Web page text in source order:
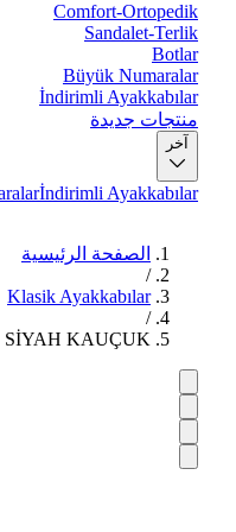
Comfort-Ortopedik
Sandalet-Terlik
Botlar
Büyük Numaralar
İndirimli Ayakkabılar
منتجات جديدة
آخر
İndirimli Ayakkabılar
الصفحة الرئيسية
/
Klasik Ayakkabılar
/
SİYAH KAUÇUK